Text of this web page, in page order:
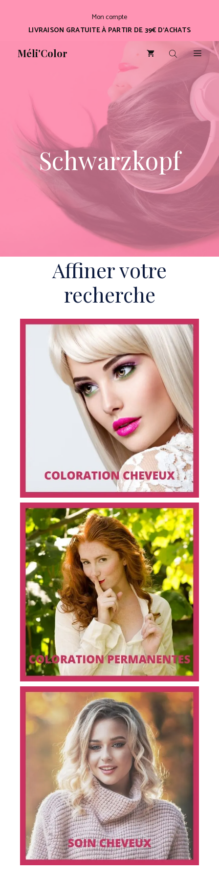
contenu
Mon compte
LIVRAISON GRATUITE À PARTIR DE 39€ D’ACHATS
Méli'Color
Schwarzkopf
Affiner votre
recherche